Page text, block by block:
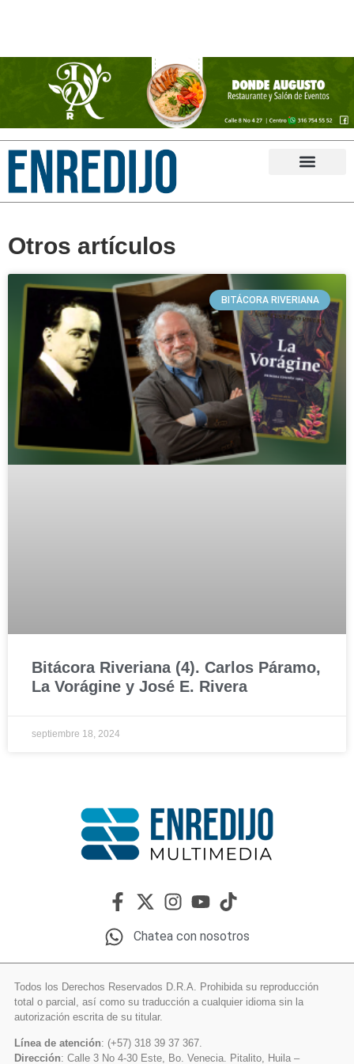
Otros artículos
BITÁCORA RIVERIANA
Bitácora Riveriana (4). Carlos Páramo,
La Vorágine y José E. Rivera
septiembre 18, 2024
Chatea con nosotros
Todos los Derechos Reservados D.R.A. Prohibida su reproducción
total o parcial, así como su traducción a cualquier idioma sin la
autorización escrita de su titular.
Línea de atención: (+57) 318 39 37 367.
Dirección: Calle 3 No 4-30 Este, Bo. Venecia. Pitalito, Huila –